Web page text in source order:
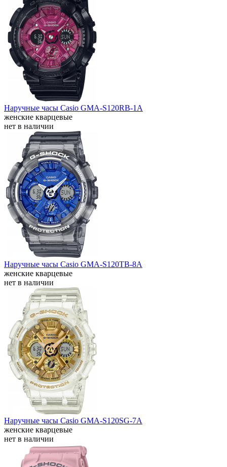
Наручные часы Casio GMA-S120RB-1A
женские кварцевые
нет в наличии
Наручные часы Casio GMA-S120TB-8A
женские кварцевые
нет в наличии
Наручные часы Casio GMA-S120SG-7A
женские кварцевые
нет в наличии